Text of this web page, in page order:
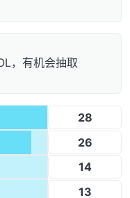
，有机会抽取
28
26
14
13